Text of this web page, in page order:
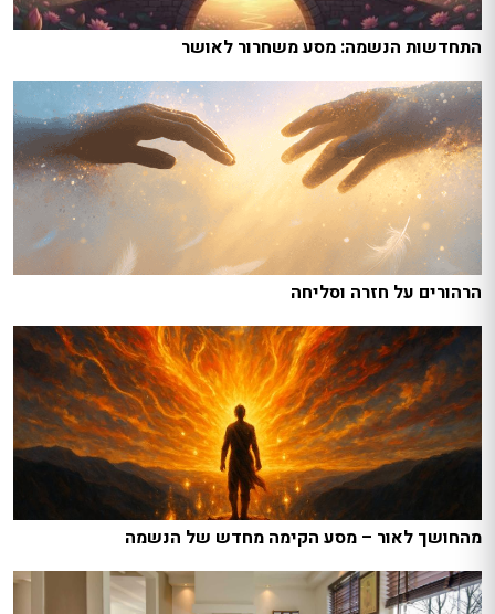
התחדשות הנשמה: מסע משחרור לאושר
הרהורים על חזרה וסליחה
מהחושך לאור – מסע הקימה מחדש של הנשמה